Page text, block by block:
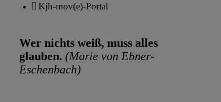
Kjh-mov(e)-Portal
Wer nichts weiß, muss alles
glauben. (Marie von Ebner-
Eschenbach)